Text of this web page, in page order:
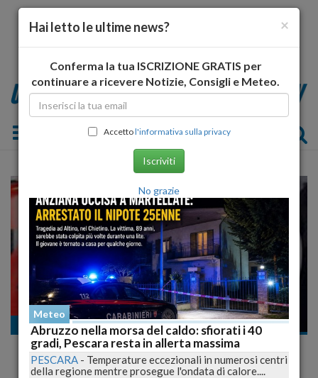
Toggle navigation
Cronaca
Lanciano: minorenne scompare, i Carabinieri
la ritrovano a casa del fidanzato
×
Hai letto le ultime news?
Conferma la tua ISCRIZIONE GRATIS per
continuare a ricevere Notizie, Consigli e Meteo.
Accettol'informativa sulla privacy
Iscriviti
No grazie
Meteo
Abruzzo nella morsa del caldo: sfiorati i 40
gradi, Pescara resta in allerta massima
PESCARA - Temperature eccezionali in numerosi centri
della regione mentre prosegue l'ondata di calore....